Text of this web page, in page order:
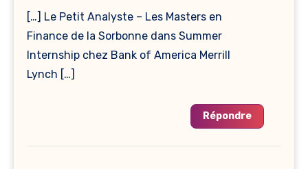
[…] Le Petit Analyste – Les Masters en
Finance de la Sorbonne dans Summer
Internship chez Bank of America Merrill
Lynch […]
Répondre